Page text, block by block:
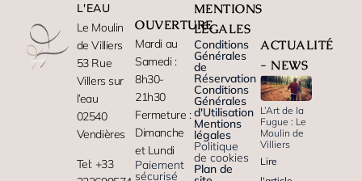
L'EAU
Le Moulin
de Villiers
53 Rue
Villers sur
l’eau
02540
Vendières
Tel: +33
OUVERTURE
Mardi au
Samedi :
8h30-
21h30
Fermeture :
Dimanche
et Lundi
Paiement
sécurisé
MENTIONS
LÉGALES
Conditions
Générales
de
Réservation
Conditions
Générales
d'Utilisation
Mentions
légales
Politique
de cookies
Plan de
ACTUALITÉ
- NEWS
L’Art de la
Fugue : Le
Moulin de
Villiers
Lire